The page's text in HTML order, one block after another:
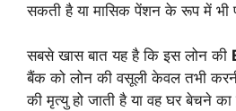
सकती है या मासिक पेंशन के रूप में भी
सबसे खास बात यह है कि इस लोन की
बैंक को लोन की वसूली केवल तभी करनी
की मृत्यु हो जाती है या वह घर बेचने का